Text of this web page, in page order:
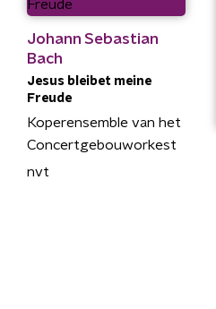
Johann Sebastian
Bach
Jesus bleibet meine
Freude
Koperensemble van het
Concertgebouworkest
nvt